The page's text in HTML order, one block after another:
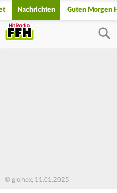
Nachrichten Guten Morgen
© glomex, 11.01.2025